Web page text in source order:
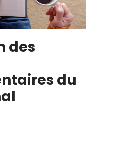
des
du